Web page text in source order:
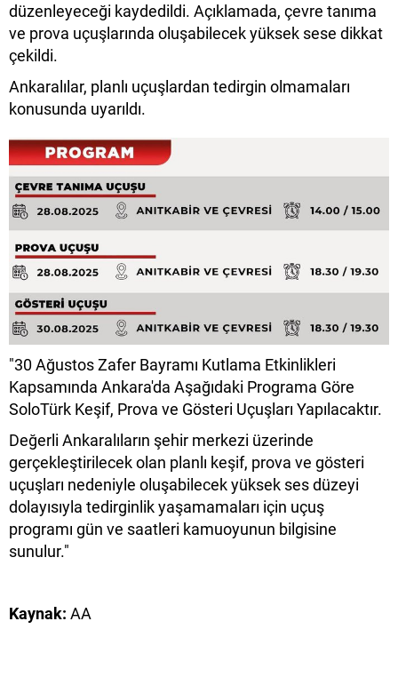
düzenleyeceği kaydedildi. Açıklamada, çevre tanıma
ve prova uçuşlarında oluşabilecek yüksek sese dikkat
çekildi.
Ankaralılar, planlı uçuşlardan tedirgin olmamaları
konusunda uyarıldı.
"30 Ağustos Zafer Bayramı Kutlama Etkinlikleri
Kapsamında Ankara'da Aşağıdaki Programa Göre
SoloTürk Keşif, Prova ve Gösteri Uçuşları Yapılacaktır.
Değerli Ankaralıların şehir merkezi üzerinde
gerçekleştirilecek olan planlı keşif, prova ve gösteri
uçuşları nedeniyle oluşabilecek yüksek ses düzeyi
dolayısıyla tedirginlik yaşamamaları için uçuş
programı gün ve saatleri kamuoyunun bilgisine
sunulur."
Kaynak: AA